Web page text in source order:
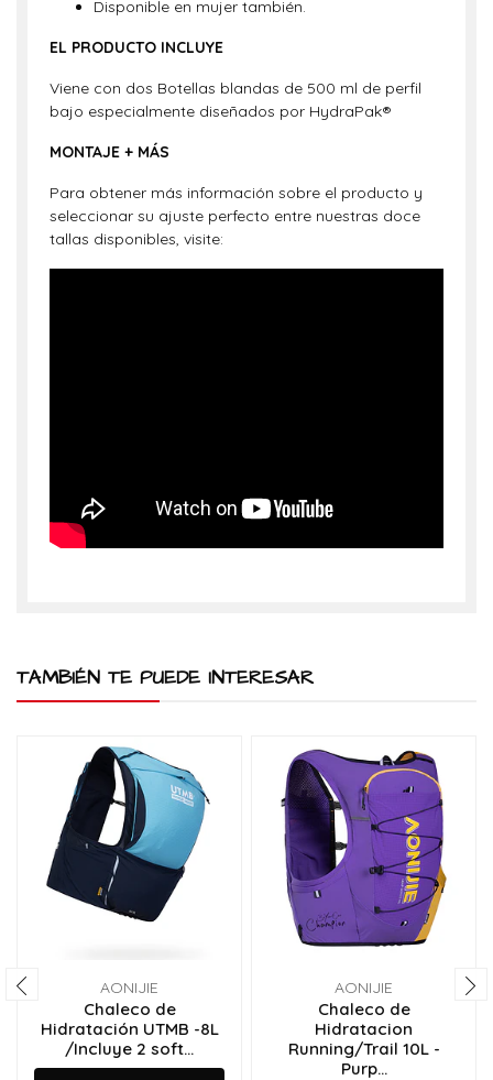
Disponible en mujer también.
EL PRODUCTO INCLUYE
Viene con dos Botellas blandas de 500 ml de perfil
bajo especialmente diseñados por HydraPak®
MONTAJE + MÁS
Para obtener más información sobre el producto y
seleccionar su ajuste perfecto entre nuestras doce
tallas disponibles, visite:
TAMBIÉN TE PUEDE INTERESAR
AONIJIE
Chaleco de
Hidratación UTMB -8L
/Incluye 2 soft...
AONIJIE
Chaleco de
Hidratacion
Running/Trail 10L -
Purp...